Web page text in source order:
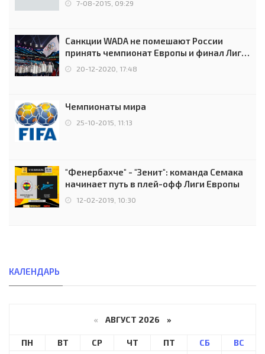
7-08-2015, 09:29
Санкции WADA не помешают России
принять чемпионат Европы и финал Лиги
чемпионов.
20-12-2020, 17:48
Чемпионаты мира
25-10-2015, 11:13
"Фенербахче" - "Зенит": команда Семака
начинает путь в плей-офф Лиги Европы
12-02-2019, 10:30
КАЛЕНДАРЬ
« АВГУСТ 2026 »
ПН ВТ СР ЧТ ПТ СБ
ВС